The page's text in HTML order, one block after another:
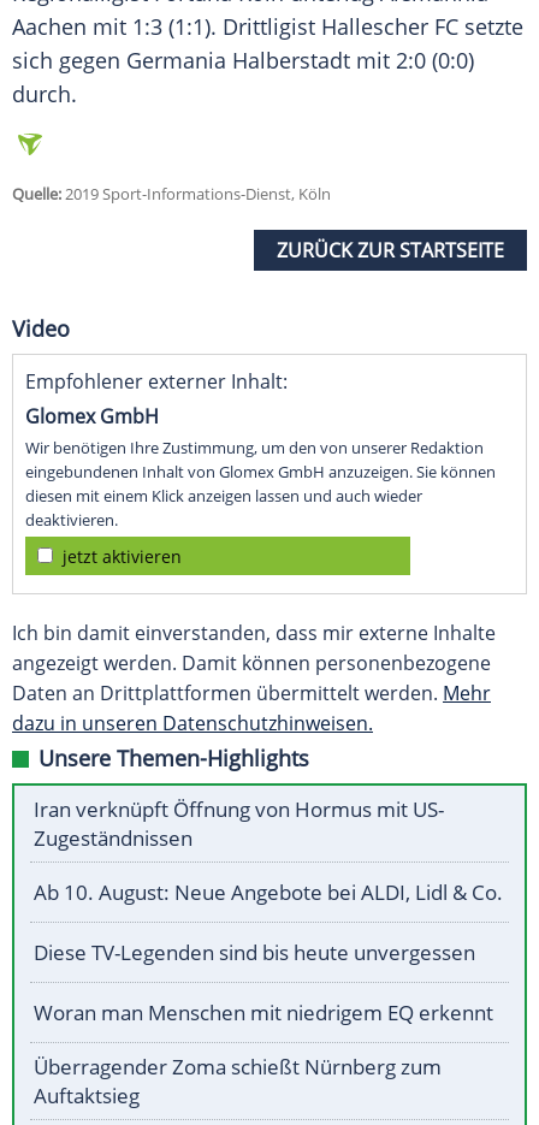
Aachen mit 1:3 (1:1). Drittligist Hallescher FC setzte
sich gegen Germania Halberstadt mit 2:0 (0:0)
durch.
Quelle:2019 Sport-Informations-Dienst, Köln
ZURÜCK ZUR STARTSEITE
Video
Empfohlener externer Inhalt:
Glomex GmbH
Wir benötigen Ihre Zustimmung, um den von unserer Redaktion
eingebundenen Inhalt von Glomex GmbH anzuzeigen. Sie können
diesen mit einem Klick anzeigen lassen und auch wieder
deaktivieren.
jetzt aktivieren
Ich bin damit einverstanden, dass mir externe Inhalte
angezeigt werden. Damit können personenbezogene
Daten an Drittplattformen übermittelt werden. Mehr
dazu in unseren Datenschutzhinweisen.
Unsere Themen-Highlights
Iran verknüpft Öffnung von Hormus mit US-
Zugeständnissen
Ab 10. August: Neue Angebote bei ALDI, Lidl & Co.
Diese TV-Legenden sind bis heute unvergessen
Woran man Menschen mit niedrigem EQ erkennt
Überragender Zoma schießt Nürnberg zum
Auftaktsieg